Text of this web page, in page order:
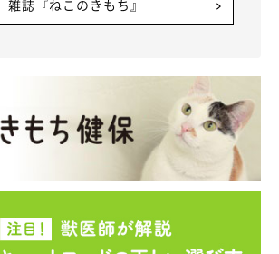
雑誌『ねこのきもち』